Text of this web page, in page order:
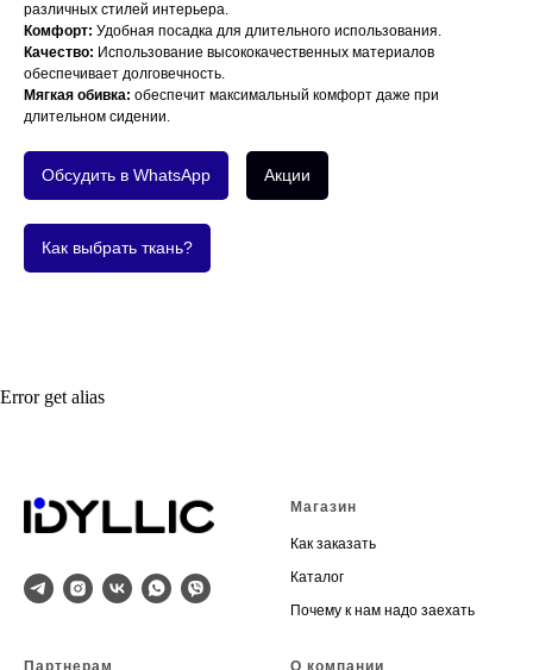
различных стилей интерьера.
Комфорт: Удобная посадка для длительного использования.
Качество: Использование высококачественных материалов
обеспечивает долговечность.
Мягкая обивка: обеспечит максимальный комфорт даже при
длительном сидении.
Обсудить в WhatsApp Акции
Как выбрать ткань?
Error get alias
Магазин
Как заказать
Каталог
Почему к нам надо заехать